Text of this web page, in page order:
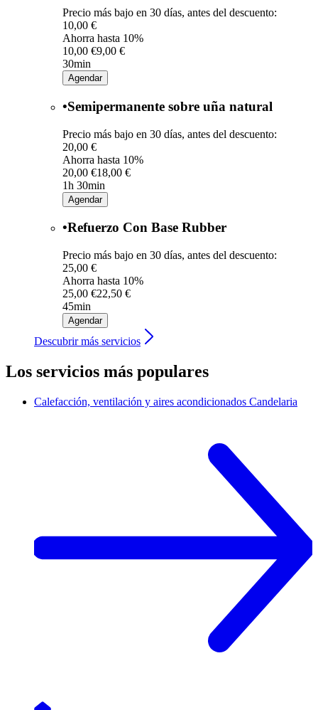
Precio más bajo en 30 días, antes del descuento:
10,00 €
Ahorra hasta 10%
10,00 €9,00 €
30min
Agendar
•Semipermanente sobre uña natural
Precio más bajo en 30 días, antes del descuento:
20,00 €
Ahorra hasta 10%
20,00 €18,00 €
1h 30min
Agendar
•Refuerzo Con Base Rubber
Precio más bajo en 30 días, antes del descuento:
25,00 €
Ahorra hasta 10%
25,00 €22,50 €
45min
Agendar
Descubrir más servicios
Los servicios más populares
Calefacción, ventilación y aires acondicionados Candelaria